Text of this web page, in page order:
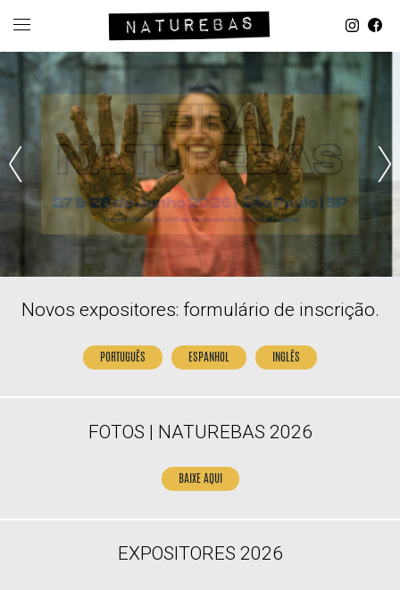
Novos expositores: formulário de inscrição.
PORTUGUÊS ESPANHOL INGLÊS
FOTOS | NATUREBAS 2026
BAIXE AQUI
EXPOSITORES 2026